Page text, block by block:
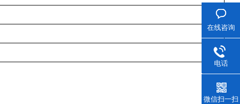
在线咨询
电话
微信扫一扫